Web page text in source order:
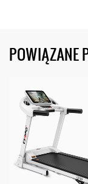
POWIĄZANE